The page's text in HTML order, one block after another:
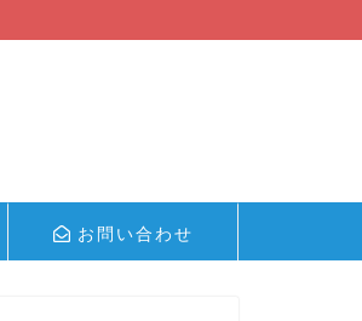
お問い合わせ